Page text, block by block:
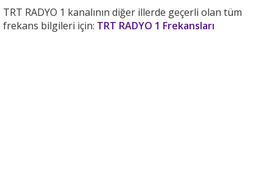
TRT RADYO 1 kanalının diğer illerde geçerli olan tüm
frekans bilgileri için: TRT RADYO 1 Frekansları